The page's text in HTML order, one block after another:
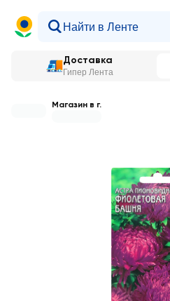
Доставка
Гипер Лента
Магазин в г.